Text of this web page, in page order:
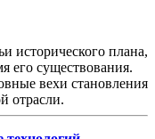
исторического плана,
его существования.
вехи становления
отрасли.